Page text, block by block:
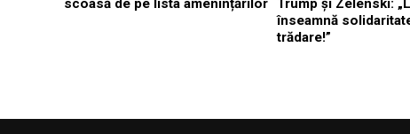
scoasă de pe lista amenințărilor Trump și Zelenski:
înseamnă
trădare!”